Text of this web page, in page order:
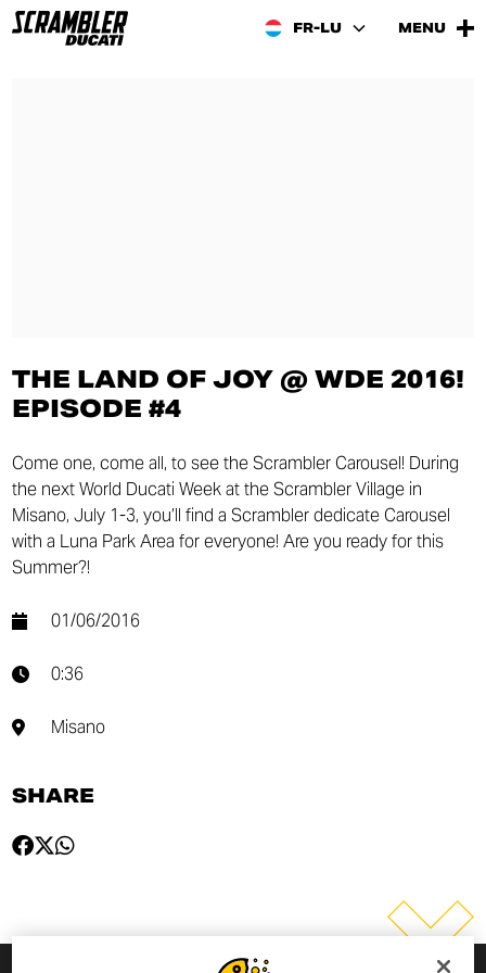
FR-LU MENU
THE LAND OF JOY @ WDE 2016!
EPISODE #4
Come one, come all, to see the Scrambler Carousel! During
the next World Ducati Week at the Scrambler Village in
Misano, July 1-3, you’ll find a Scrambler dedicate Carousel
with a Luna Park Area for everyone! Are you ready for this
Summer?!
01/06/2016
0:36
Misano
SHARE